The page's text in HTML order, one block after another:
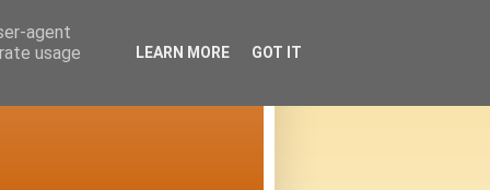
agent
usage
LEARN MORE GOT IT